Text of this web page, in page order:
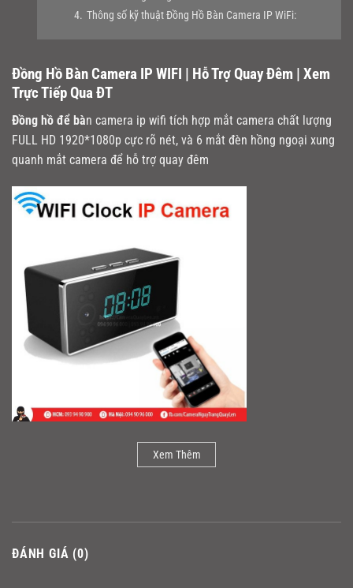
4. Thông số kỹ thuật Đồng Hồ Bàn Camera IP WiFi:
Đồng Hồ Bàn Camera IP WIFI | Hỗ Trợ Quay Đêm | Xem
Trực Tiếp Qua ĐT
Đồng hồ để bàn camera ip wifi tích hợp mắt camera chất lượng
FULL HD 1920*1080p cực rõ nét, và 6 mắt đèn hồng ngoại xung
quanh mắt camera để hỗ trợ quay đêm
Xem Thêm
ĐÁNH GIÁ (0)